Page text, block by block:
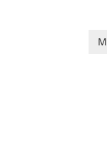
Ollie, on an